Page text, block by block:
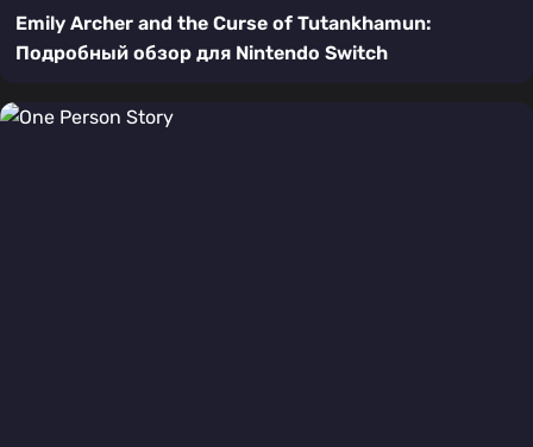
Emily Archer and the Curse of Tutankhamun:
Подробный обзор для Nintendo Switch